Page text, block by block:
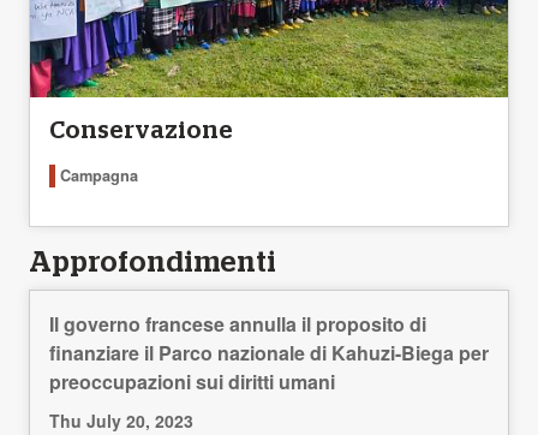
Conservazione
Campagna
Approfondimenti
Il governo francese annulla il proposito di
finanziare il Parco nazionale di Kahuzi-Biega per
preoccupazioni sui diritti umani
Thu July 20, 2023